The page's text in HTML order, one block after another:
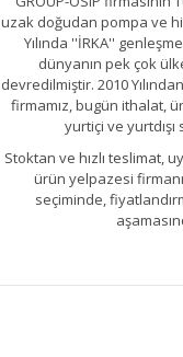
uzak doğudan pompa ve
Yılında ''İRKA''
dünyanın pek çok
devredilmiştir. 2010
firmamız, bugün ithalat,
yurtiçi ve
Stoktan ve hızlı teslimat,
ürün yelpazesi
seçiminde,